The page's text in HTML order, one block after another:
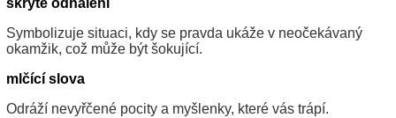
skryté odhalení
Symbolizuje situaci, kdy se pravda ukáže v neočekávaný
okamžik, což může být šokující.
mlčící slova
Odráží nevyřčené pocity a myšlenky, které vás trápí.